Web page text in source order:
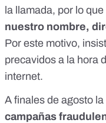
la llamada, por lo que
nuestro nombre,
Por este motivo,
precavidos a la hora
internet.
A finales de agosto la
campañas